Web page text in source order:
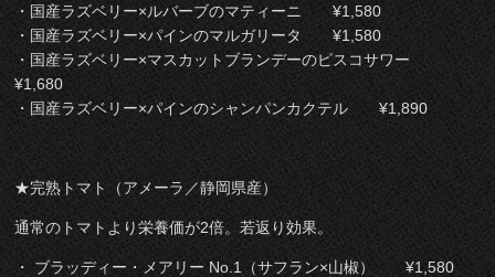
・国産ラズベリー×ルバーブのマティーニ ¥1,580
・国産ラズベリー×パインのマルガリータ ¥1,580
・国産ラズベリー×マスカットブランデーのピスコサワー
¥1,680
・国産ラズベリー×パインのシャンパンカクテル ¥1,890
★完熟トマト（アメーラ／静岡県産）
通常のトマトより栄養価が2倍。若返り効果。
・ ブラッディー・メアリー No.1（サフラン×山椒） ¥1,580